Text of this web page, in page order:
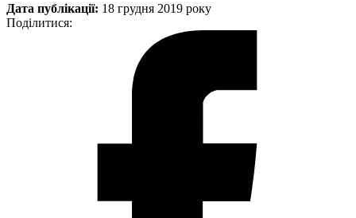
Дата публікації: 18 грудня 2019 року
Поділитися: